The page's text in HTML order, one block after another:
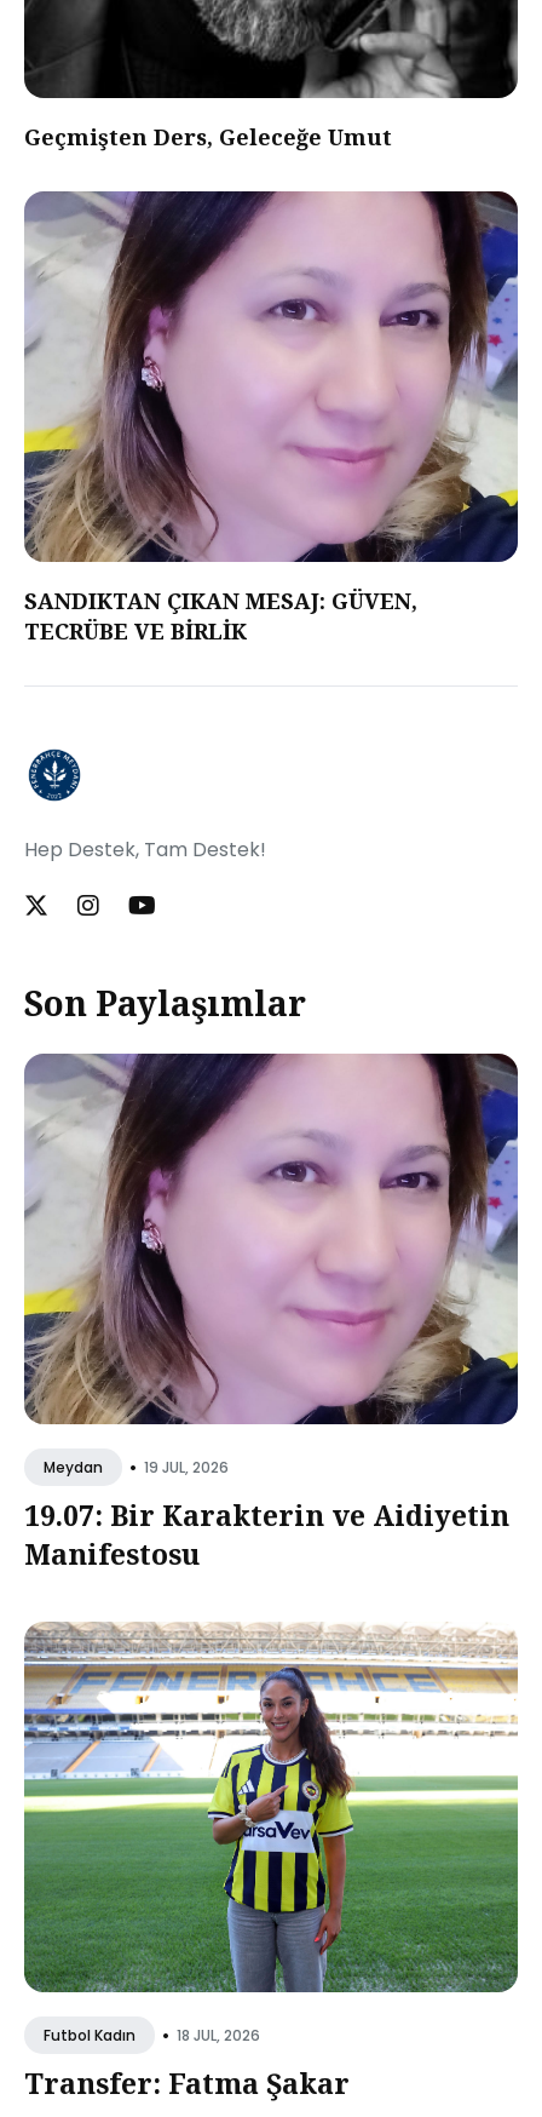
Geçmişten Ders, Geleceğe Umut
SANDIKTAN ÇIKAN MESAJ: GÜVEN,
TECRÜBE VE BİRLİK
Hep Destek, Tam Destek!
Son Paylaşımlar
Meydan • 19 JUL, 2026
19.07: Bir Karakterin ve Aidiyetin
Manifestosu
Futbol Kadın • 18 JUL, 2026
Transfer: Fatma Şakar